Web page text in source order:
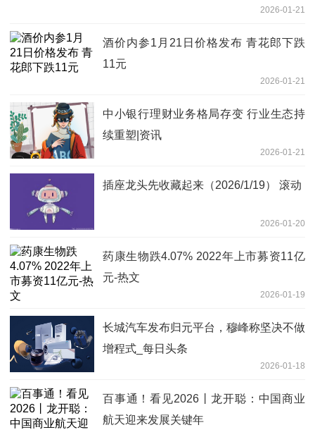
2026-01-21
酒价内参1月21日价格发布 青花郎下跌
11元
2026-01-21
中小银行理财业务格局存变 行业生态持
续重塑|资讯
2026-01-21
插座龙头先收藏起来（2026/1/19） 滚动
2026-01-20
药康生物跌4.07% 2022年上市募资11亿
元-热文
2026-01-19
长城汽车发布归元平台，穆峰称坚决不做
增程式_每日头条
2026-01-18
百事通！看见2026丨龙开聪：中国商业
航天迎来发展关键年